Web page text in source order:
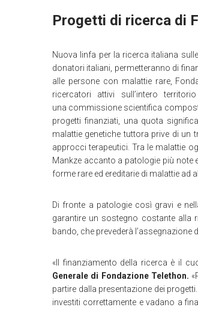
Progetti di ricerca di
Nuova linfa per la ricerca italiana
donatori italiani, permetteranno di
alle persone con malattie rare,
ricercatori attivi sull’intero
una commissione scientifica
progetti finanziati, una quota
malattie genetiche tuttora prive di
approcci terapeutici. Tra le malattie
Mankze accanto a patologie più note
forme rare ed ereditarie di malattie ad
Di fronte a patologie così gravi e
garantire un sostegno costante alla
bando, che prevederà
«Il finanziamento della ricerca è il
Generale di Fondazione Telethon.
partire dalla presentazione dei
investiti correttamente e vadano a